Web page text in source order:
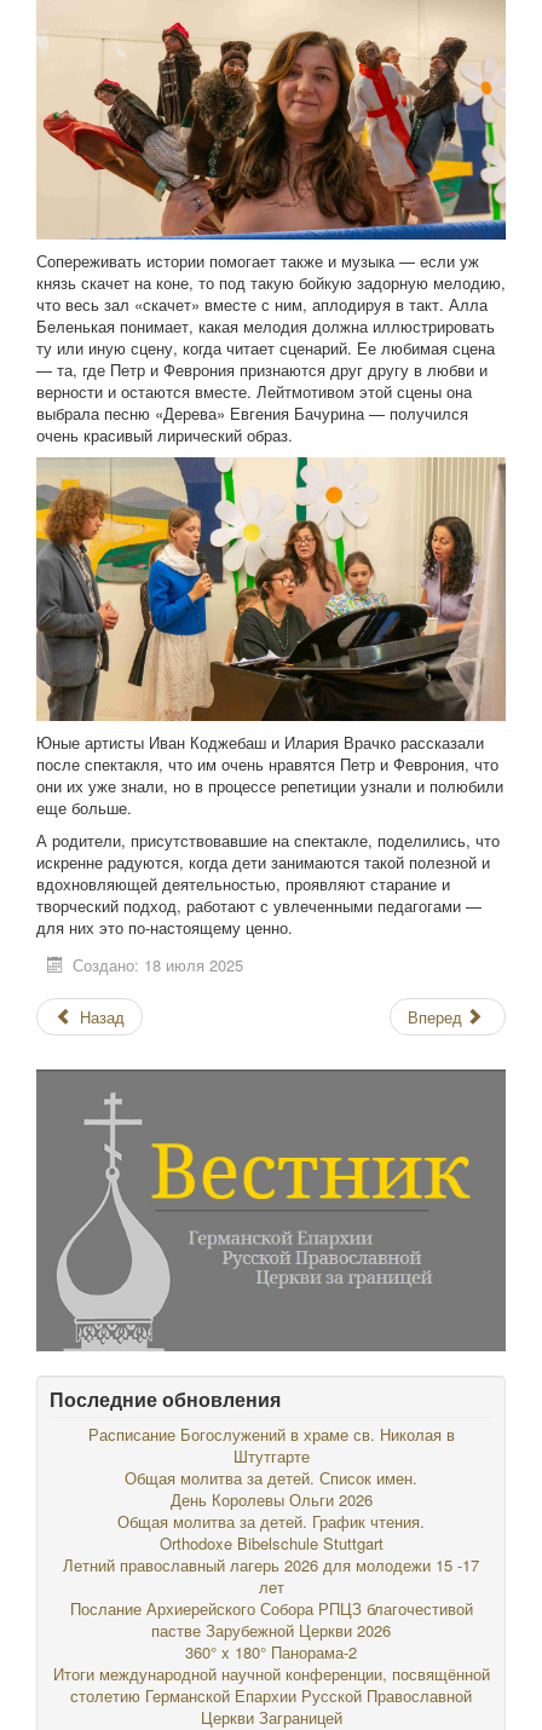
Сопереживать истории помогает также и музыка — если уж
князь скачет на коне, то под такую бойкую задорную мелодию,
что весь зал «скачет» вместе с ним, аплодируя в такт. Алла
Беленькая понимает, какая мелодия должна иллюстрировать
ту или иную сцену, когда читает сценарий. Ее любимая сцена
— та, где Петр и Феврония признаются друг другу в любви и
верности и остаются вместе. Лейтмотивом этой сцены она
выбрала песню «Дерева» Евгения Бачурина — получился
очень красивый лирический образ.
Юные артисты Иван Коджебаш и Илария Врачко рассказали
после спектакля, что им очень нравятся Петр и Феврония, что
они их уже знали, но в процессе репетиции узнали и полюбили
еще больше.
А родители, присутствовавшие на спектакле, поделились, что
искренне радуются, когда дети занимаются такой полезной и
вдохновляющей деятельностью, проявляют старание и
творческий подход, работают с увлеченными педагогами —
для них это по-настоящему ценно.
Создано: 18 июля 2025
Назад Вперед
Последние обновления
Расписание Богослужений в храме св. Николая в
Штутгарте
Общая молитва за детей. Список имен.
День Королевы Ольги 2026
Общая молитва за детей. График чтения.
Orthodoxe Bibelschule Stuttgart
Летний православный лагерь 2026 для молодежи 15 -17
лет
Послание Архиерейского Собора РПЦЗ благочестивой
пастве Зарубежной Церкви 2026
360° x 180° Панорама-2
Итоги международной научной конференции, посвящённой
столетию Германской Епархии Русской Православной
Церкви Заграницей